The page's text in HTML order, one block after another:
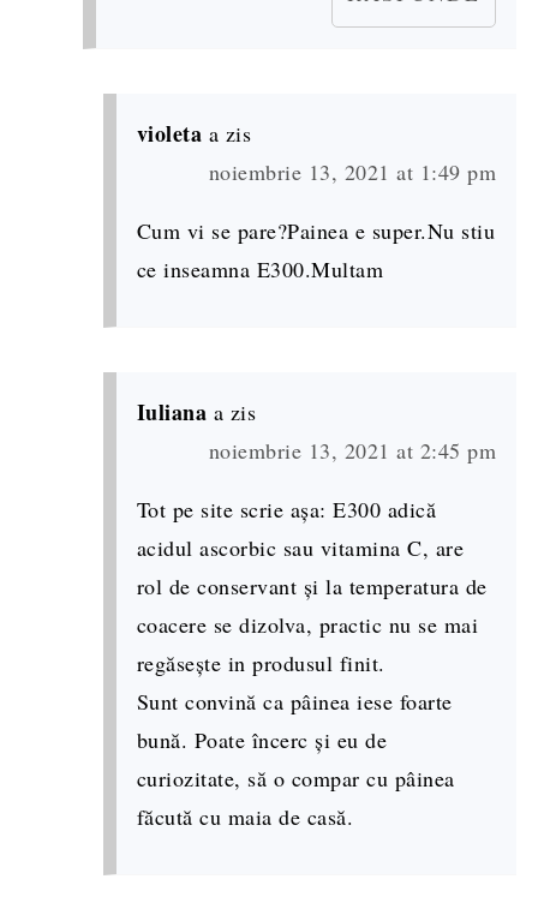
violeta a zis
noiembrie 13, 2021 at 1:49 pm
Cum vi se pare?Painea e super.Nu stiu
ce inseamna E300.Multam
Iuliana a zis
noiembrie 13, 2021 at 2:45 pm
Tot pe site scrie așa: E300 adică
acidul ascorbic sau vitamina C, are
rol de conservant și la temperatura de
coacere se dizolva, practic nu se mai
regăsește in produsul finit.
Sunt convină ca pâinea iese foarte
bună. Poate încerc și eu de
curiozitate, să o compar cu pâinea
făcută cu maia de casă.